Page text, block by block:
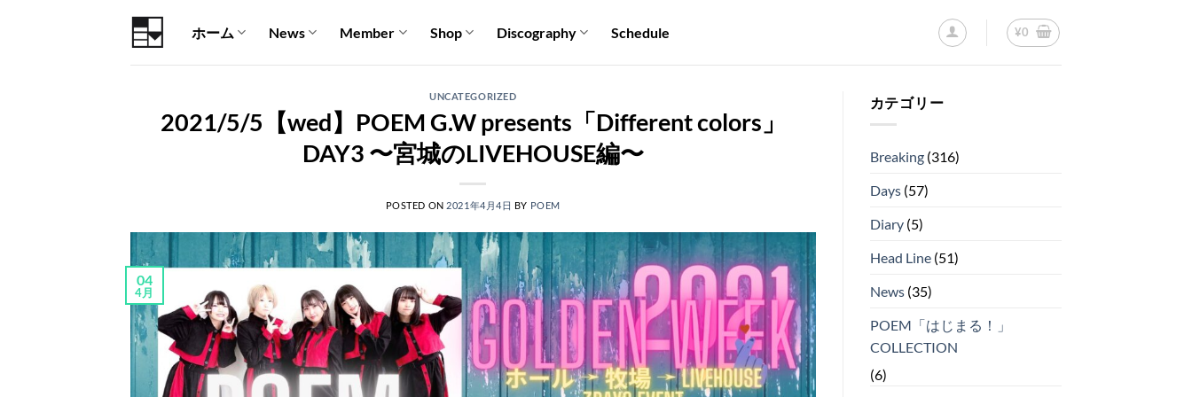
ホーム News Member Shop Discography Schedule ¥0
UNCATEGORIZED
2021/5/5【wed】POEM G.W presents「Different colors」
DAY3 〜宮城のLIVEHOUSE編〜
POSTED ON 2021年4月4日 BY POEM
04
4月
カテゴリー
Breaking(316)
Days(57)
Diary(5)
Head Line(51)
News(35)
POEM「はじまる！」
COLLECTION
(6)